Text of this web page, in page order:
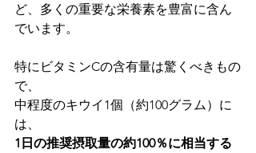
ど、多くの重要な栄養素を豊富に含ん
でいます。
特にビタミンCの含有量は驚くべきもの
で、
中程度のキウイ1個（約100グラム）に
は、
1日の推奨摂取量の約100％に相当する